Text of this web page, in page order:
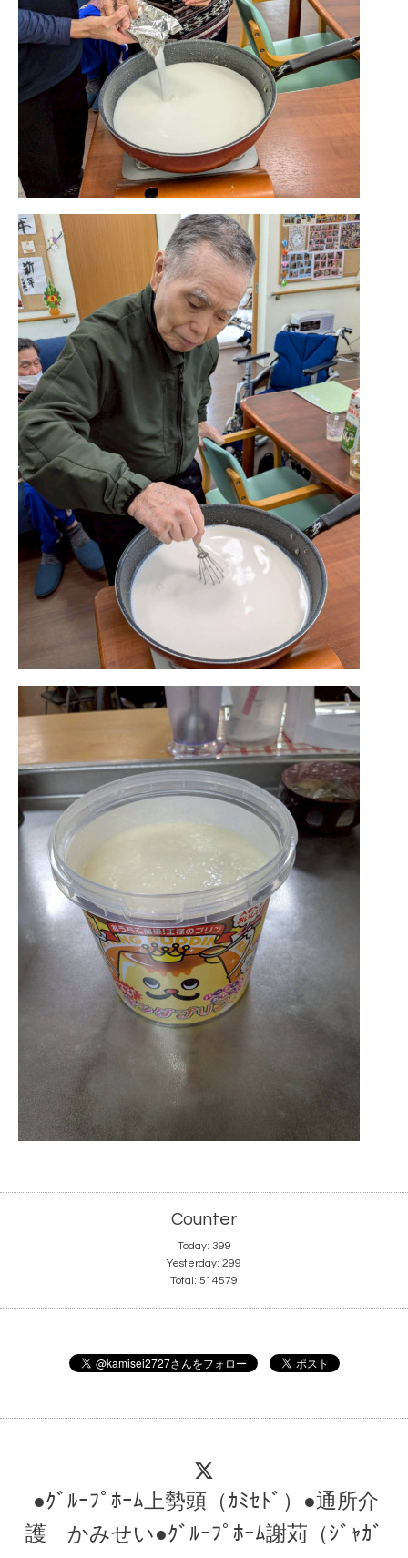
Counter
Today: 399
Yesterday: 299
Total: 514579
●ｸﾞﾙｰﾌﾟﾎｰﾑ上勢頭（ｶﾐｾﾄﾞ）●通所介
護 かみせい●ｸﾞﾙｰﾌﾟﾎｰﾑ謝苅（ｼﾞｬｶﾞ